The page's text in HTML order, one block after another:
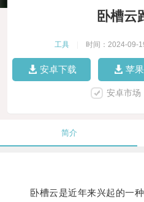
卧槽云
工具 时间：2024-09-
安卓下载 苹
安卓市场
简介
卧槽云是近年来兴起的一种